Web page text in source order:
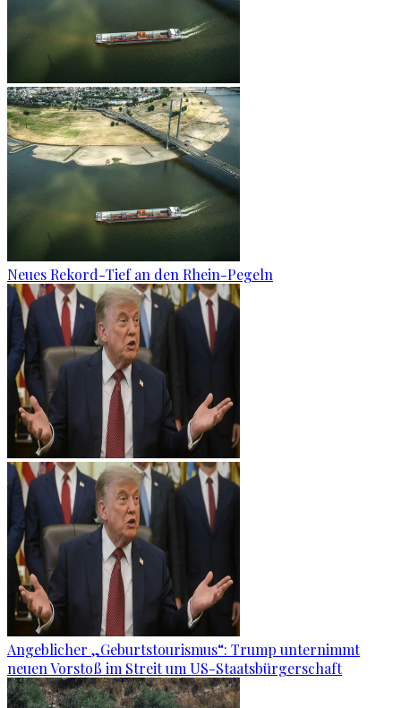
Neues Rekord-Tief an den Rhein-Pegeln
Angeblicher „Geburtstourismus“: Trump unternimmt
neuen Vorstoß im Streit um US-Staatsbürgerschaft